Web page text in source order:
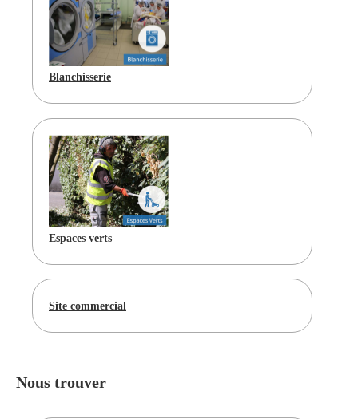
Blanchisserie
Espaces verts
Site commercial
Nous trouver